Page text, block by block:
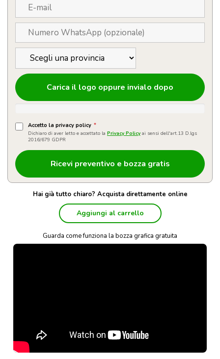
Carica il logo oppure invialo dopo
Accetto la privacy policy *
Dichiaro di aver letto e accettato la Privacy Policy ai sensi dell'art.13 D.lgs
2016/679 GDPR
Hai già tutto chiaro? Acquista direttamente online
Aggiungi al carrello
Guarda come funziona la bozza grafica gratuita